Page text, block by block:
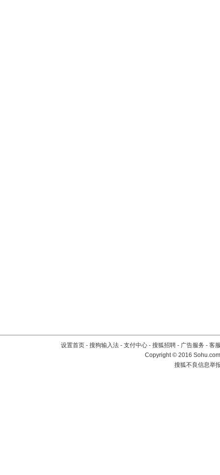
设置首页 - 搜狗输入法 - 支付中心 - 搜狐招聘 - 广告服务 - 客
Copyright©2016
搜狐不良信息举